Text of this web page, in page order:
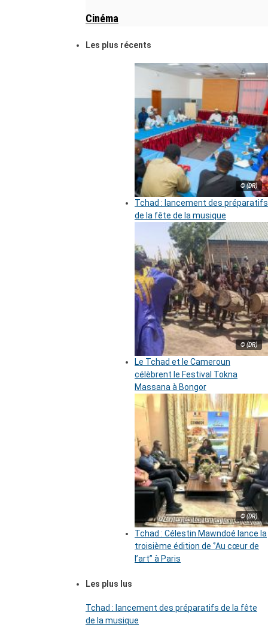
Cinéma
Les plus récents
© (DR)
Tchad : lancement des préparatifs
de la fête de la musique
© (DR)
Le Tchad et le Cameroun
célèbrent le Festival Tokna
Massana à Bongor
© (DR)
Tchad : Célestin Mawndoé lance la
troisième édition de ‘’Au cœur de
l’art’’ à Paris
Les plus lus
Tchad : lancement des préparatifs de la fête
de la musique